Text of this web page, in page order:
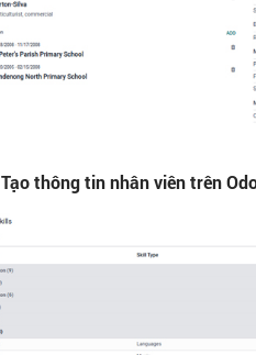
Tạo thông tin nhân viên trên